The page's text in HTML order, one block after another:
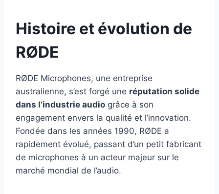
Histoire et évolution de
RØDE
RØDE Microphones, une entreprise
australienne, s’est forgé une réputation solide
dans l’industrie audio grâce à son
engagement envers la qualité et l’innovation.
Fondée dans les années 1990, RØDE a
rapidement évolué, passant d’un petit fabricant
de microphones à un acteur majeur sur le
marché mondial de l’audio.